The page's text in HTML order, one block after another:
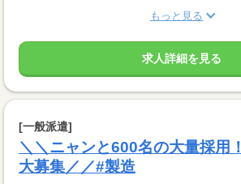
もっと見る
求人詳細を見る
[一般派遣]
＼＼ニャンと600名の大量採用
大募集／／#製造